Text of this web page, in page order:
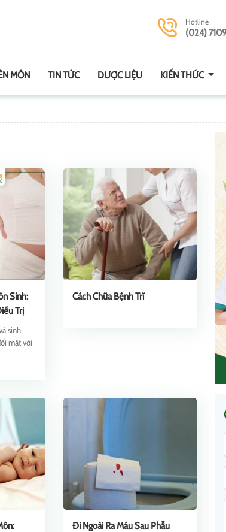
Hotline
(024)
MÔN TIN TỨC DƯỢC LIỆU KIẾN THỨC
Sinh:
Trị
sinh
mặt với
Cách Chữa Bệnh Trĩ
Đi Ngoài Ra Máu Sau Phẫu